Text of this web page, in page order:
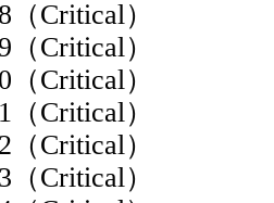
Critical）
Critical）
Critical）
Critical）
Critical）
Critical）